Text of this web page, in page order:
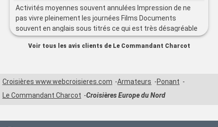
Activités moyennes souvent annulées Impression de ne
pas vivre pleinement les journées Films Documents
souvent en anglais sous titrés ce qui est très désagréable
surtout sur un bateau français !
Voir tous les avis clients de Le Commandant Charcot
Croisières www.webcroisieres.com Armateurs
Ponant
Le Commandant Charcot
Croisières Europe du Nord